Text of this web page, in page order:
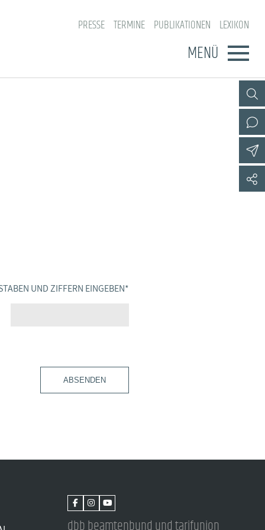
PRESSE TERMINE PUBLIKATIONEN LEXIKON
MENÜ
UND ZIFFERN EINGEBEN *
ABSENDEN